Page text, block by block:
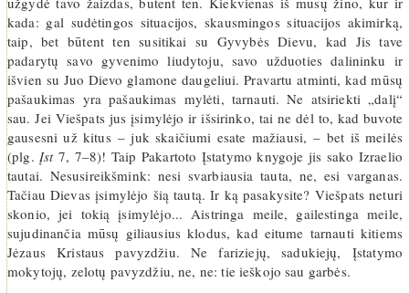
kada: gal sudėtingos situacijos, skausmingos situacijos akimirką,
taip, bet būtent ten susitikai su Gyvybės Dievu, kad Jis tave
padarytų savo gyvenimo liudytoju, savo užduoties dalininku ir
išvien su Juo Dievo glamone daugeliui. Pravartu atminti, kad mūsų
pašaukimas yra pašaukimas mylėti, tarnauti. Ne atsiriekti „dalį“
sau. Jei Viešpats jus įsimylėjo ir išsirinko, tai ne dėl to, kad buvote
gausesni už kitus – juk skaičiumi esate mažiausi, – bet iš meilės
(plg.Įst7, 7–8)! Taip Pakartoto Įstatymo knygoje jis sako Izraelio
tautai. Nesusireikšmink: nesi svarbiausia tauta, ne, esi varganas.
Tačiau Dievas įsimylėjo šią tautą. Ir ką pasakysite? Viešpats neturi
skonio, jei tokią įsimylėjo... Aistringa meile, gailestinga meile,
sujudinančia mūsų giliausius klodus, kad eitume tarnauti kitiems
Jėzaus Kristaus pavyzdžiu. Ne fariziejų, sadukiejų, Įstatymo
mokytojų, zelotų pavyzdžiu, ne, ne: tie ieškojo sau garbės.